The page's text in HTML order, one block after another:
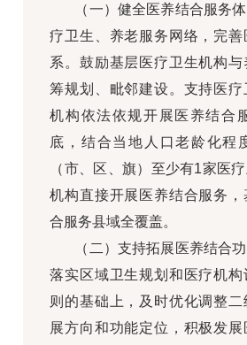
（一）健全医养结合服务
疗卫生、养老服务网络，完
系。鼓励基层医疗卫生机构
筹规划、毗邻建设。支持医
机构依法依规开展医养结合
底，结合当地人口老龄化程
（市、区、旗）至少有1家医
机构直接开展医养结合服务
合服务县域全覆盖。
（二）支持拓展医养结合
落实区域卫生规划和医疗机
则的基础上，及时优化调整
展方向和功能定位，积极发